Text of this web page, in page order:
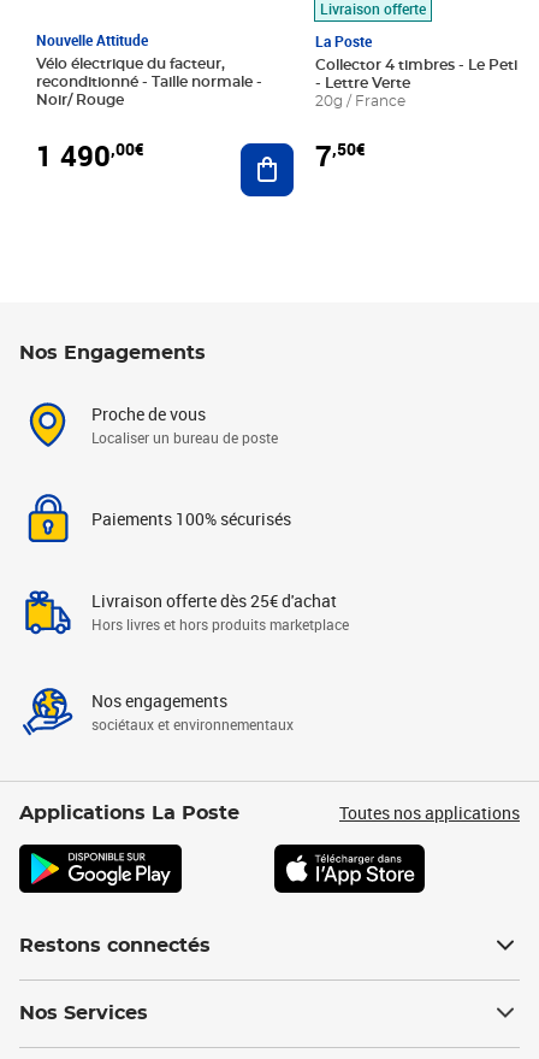
Nouvelle Attitude
Vélo électrique du facteur,
reconditionné - Taille normale -
Noir/ Rouge
1 490,00€ Ajouter au panier
Livraison offerte
La Poste
Collector 4 timbres - Le Petit
- Lettre Verte
20g / France
7,50€
Nos Engagements
Proche de vous
Localiser un bureau de poste
Paiements 100% sécurisés
Livraison offerte dès 25€ d'achat
Hors livres et hors produits marketplace
Nos engagements
sociétaux et environnementaux
Applications La Poste Toutes nos applications
Restons connectés
Nos Services